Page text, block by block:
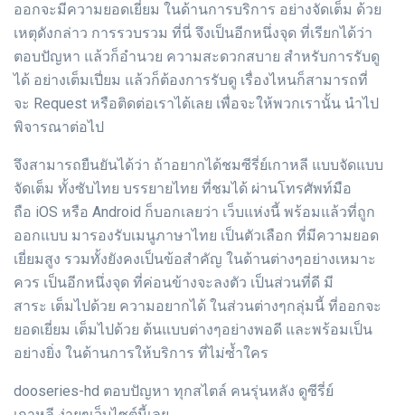
ออกจะมีความยอดเยี่ยม ในด้านการบริการ อย่างจัดเต็ม ด้วย
เหตุดังกล่าว การรวบรวม ที่นี่ จึงเป็นอีกหนึ่งจุด ที่เรียกได้ว่า
ตอบปัญหา แล้วก็อำนวย ความสะดวกสบาย สำหรับการรับดู
ได้ อย่างเต็มเปี่ยม แล้วก็ต้องการรับดู เรื่องไหนก็สามารถที่
จะ Request หรือติดต่อเราได้เลย เพื่อจะให้พวกเรานั้น นำไป
พิจารณาต่อไป
จึงสามารถยืนยันได้ว่า ถ้าอยากได้ชมซีรี่ย์เกาหลี แบบจัดแบบ
จัดเต็ม ทั้งซับไทย บรรยายไทย ที่ชมได้ ผ่านโทรศัพท์มือ
ถือ iOS หรือ Android ก็บอกเลยว่า เว็บแห่งนี้ พร้อมแล้วที่ถูก
ออกแบบ มารองรับเมนูภาษาไทย เป็นตัวเลือก ที่มีความยอด
เยี่ยมสูง รวมทั้งยังคงเป็นข้อสำคัญ ในด้านต่างๆอย่างเหมาะ
ควร เป็นอีกหนึ่งจุด ที่ค่อนข้างจะลงตัว เป็นส่วนที่ดี มี
สาระ เต็มไปด้วย ความอยากได้ ในส่วนต่างๆกลุ่มนี้ ที่ออกจะ
ยอดเยี่ยม เต็มไปด้วย ต้นแบบต่างๆอย่างพอดี และพร้อมเป็น
อย่างยิ่ง ในด้านการให้บริการ ที่ไม่ซ้ำใคร
dooseries-hd ตอบปัญหา ทุกสไตล์ คนรุ่นหลัง ดูซีรี่ย์